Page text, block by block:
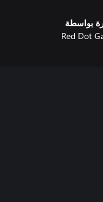
بواسطة
Red Dot